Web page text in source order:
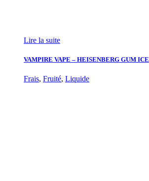
Lire la suite
VAMPIRE VAPE – HEISENBERG GUM ICE
Frais, Fruité, Liquide